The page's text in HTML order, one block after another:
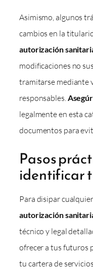
Asimismo, algunos
cambios en la
autorización
modificaciones no
tramitarse mediante
responsables.
legalmente en esta
documentos para
Pasos
identificar
Para disipar
autorización
técnico y legal
ofrecer a tus futuros
tu cartera de